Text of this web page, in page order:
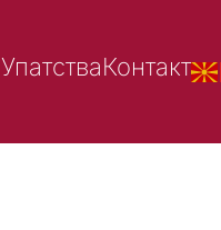
УпатстваКонтакт